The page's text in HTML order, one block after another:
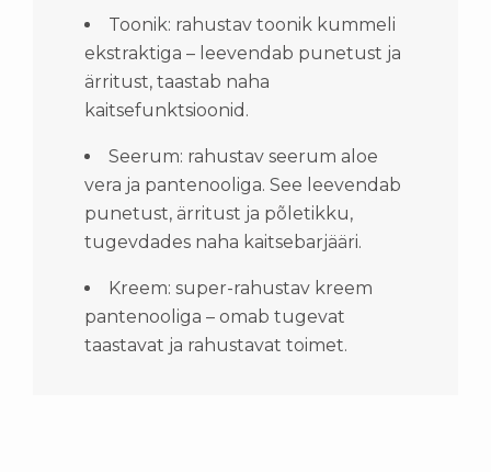
Toonik: rahustav toonik kummeli
ekstraktiga – leevendab punetust ja
ärritust, taastab naha
kaitsefunktsioonid.
Seerum: rahustav seerum aloe
vera ja pantenooliga. See leevendab
punetust, ärritust ja põletikku,
tugevdades naha kaitsebarjääri.
Kreem: super-rahustav kreem
pantenooliga – omab tugevat
taastavat ja rahustavat toimet.